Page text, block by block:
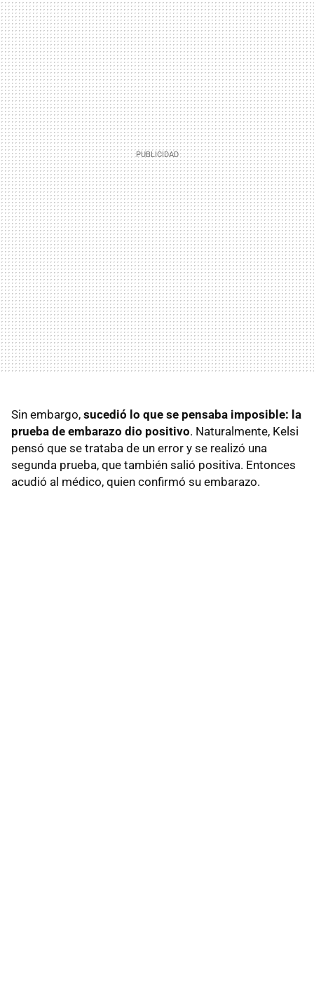
Sin embargo, sucedió lo que se pensaba imposible: la
prueba de embarazo dio positivo. Naturalmente, Kelsi
pensó que se trataba de un error y se realizó una
segunda prueba, que también salió positiva. Entonces
acudió al médico, quien confirmó su embarazo.